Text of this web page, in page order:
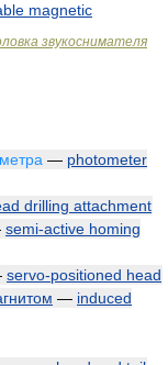
magnetic
звукоснимателя
— photometer
drilling attachment
semi-active homing
servo-positioned head
— induced